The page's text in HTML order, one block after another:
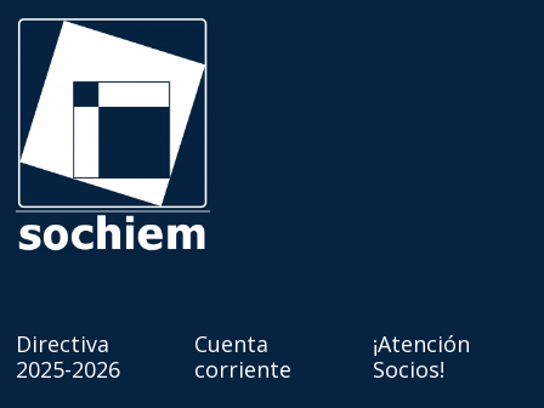
Directiva
2025-2026
Cuenta
corriente
¡Atención
Socios!